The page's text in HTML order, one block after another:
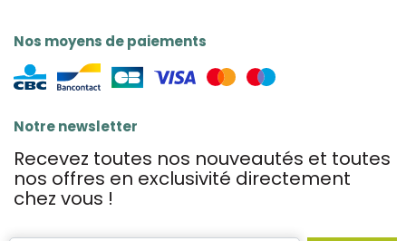
Nos moyens de paiements
Notre newsletter
Recevez toutes nos nouveautés et toutes
nos offres en exclusivité directement
chez vous !